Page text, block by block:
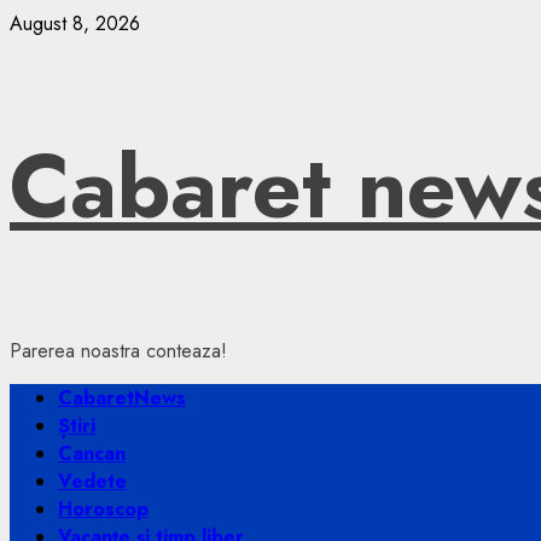
Skip
August 8, 2026
Cabaret
Parerea noastra conteaza!
Primary
Menu
CabaretNews
Știri
Cancan
Vedete
Horoscop